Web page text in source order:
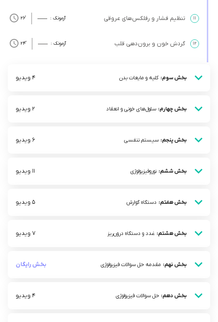
۱۱ تنظیم فشار و رفلکس‌های عروقی آزمونک : ’26
۱۲ گردش خون و برون‌دهی قلب آزمونک : ’24
بخش سوم: کلیه و مایعات بدن 4 ویدیو
بخش چهارم: سلول‌های خونی و انعقاد 2 ویدیو
بخش پنجم: سیستم تنفسی 6 ویدیو
بخش ششم: نوروفیزیولوژی 11 ویدیو
بخش هفتم: دستگاه گوارش 5 ویدیو
بخش هشتم: غدد و دستگاه درون‌ریز 7 ویدیو
بخش نهم: مقدمه حل سوالات فیزیولوژی بخش رایگان
بخش دهم: حل سوالات فیزیولوژی 4 ویدیو